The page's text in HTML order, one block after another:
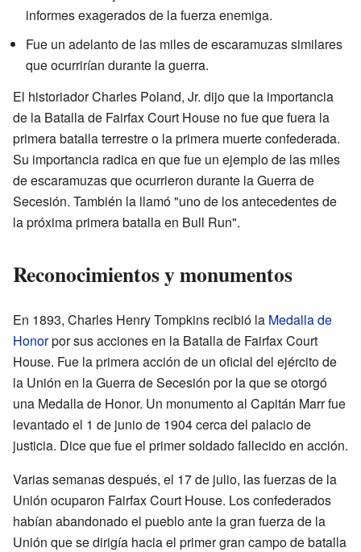
informes exagerados de la fuerza enemiga.
Fue un adelanto de las miles de escaramuzas similares
que ocurrirían durante la guerra.
El historiador Charles Poland, Jr. dijo que la importancia
de la Batalla de Fairfax Court House no fue que fuera la
primera batalla terrestre o la primera muerte confederada.
Su importancia radica en que fue un ejemplo de las miles
de escaramuzas que ocurrieron durante la Guerra de
Secesión. También la llamó "uno de los antecedentes de
la próxima primera batalla en Bull Run".
Reconocimientos y monumentos
En 1893, Charles Henry Tompkins recibió la Medalla de
Honorpor sus acciones en la Batalla de Fairfax Court
House. Fue la primera acción de un oficial del ejército de
la Unión en la Guerra de Secesión por la que se otorgó
una Medalla de Honor. Un monumento al Capitán Marr fue
levantado el 1 de junio de 1904 cerca del palacio de
justicia. Dice que fue el primer soldado fallecido en acción.
Varias semanas después, el 17 de julio, las fuerzas de la
Unión ocuparon Fairfax Court House. Los confederados
habían abandonado el pueblo ante la gran fuerza de la
Unión que se dirigía hacia el primer gran campo de batalla